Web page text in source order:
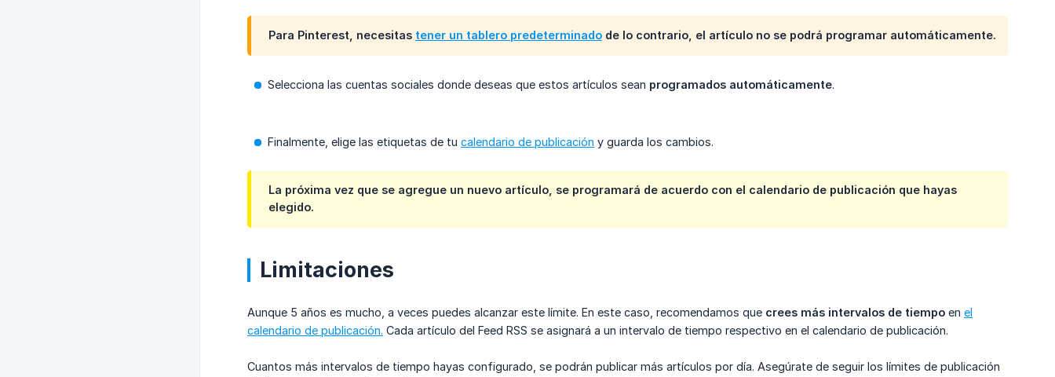
Para Pinterest, necesitas tener un tablero predeterminado de lo contrario, el artículo no se podrá programar automáticamente.
Selecciona las cuentas sociales donde deseas que estos artículos sean programados automáticamente.
Finalmente, elige las etiquetas de tu calendario de publicación y guarda los cambios.
La próxima vez que se agregue un nuevo artículo, se programará de acuerdo con el calendario de publicación que hayas
elegido.
Limitaciones
Aunque 5 años es mucho, a veces puedes alcanzar este límite. En este caso, recomendamos que crees más intervalos de tiempo en el
calendario de publicación. Cada artículo del Feed RSS se asignará a un intervalo de tiempo respectivo en el calendario de publicación.
Cuantos más intervalos de tiempo hayas configurado, se podrán publicar más artículos por día. Asegúrate de seguir los límites de publicación